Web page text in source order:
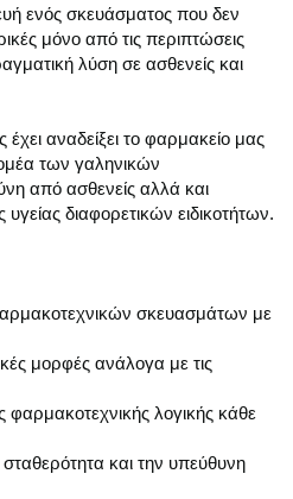
ενός σκευάσματος που δεν
μόνο από τις περιπτώσεις
λύση σε ασθενείς και
αναδείξει το φαρμακείο μας
των γαληνικών
από ασθενείς αλλά και
διαφορετικών ειδικοτήτων.
σκευασμάτων με
μορφές ανάλογα με τις
φαρμακοτεχνικής λογικής κάθε
και την υπεύθυνη